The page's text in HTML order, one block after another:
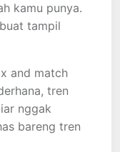
kamu punya.
tampil
and match
tren
nggak
bareng tren